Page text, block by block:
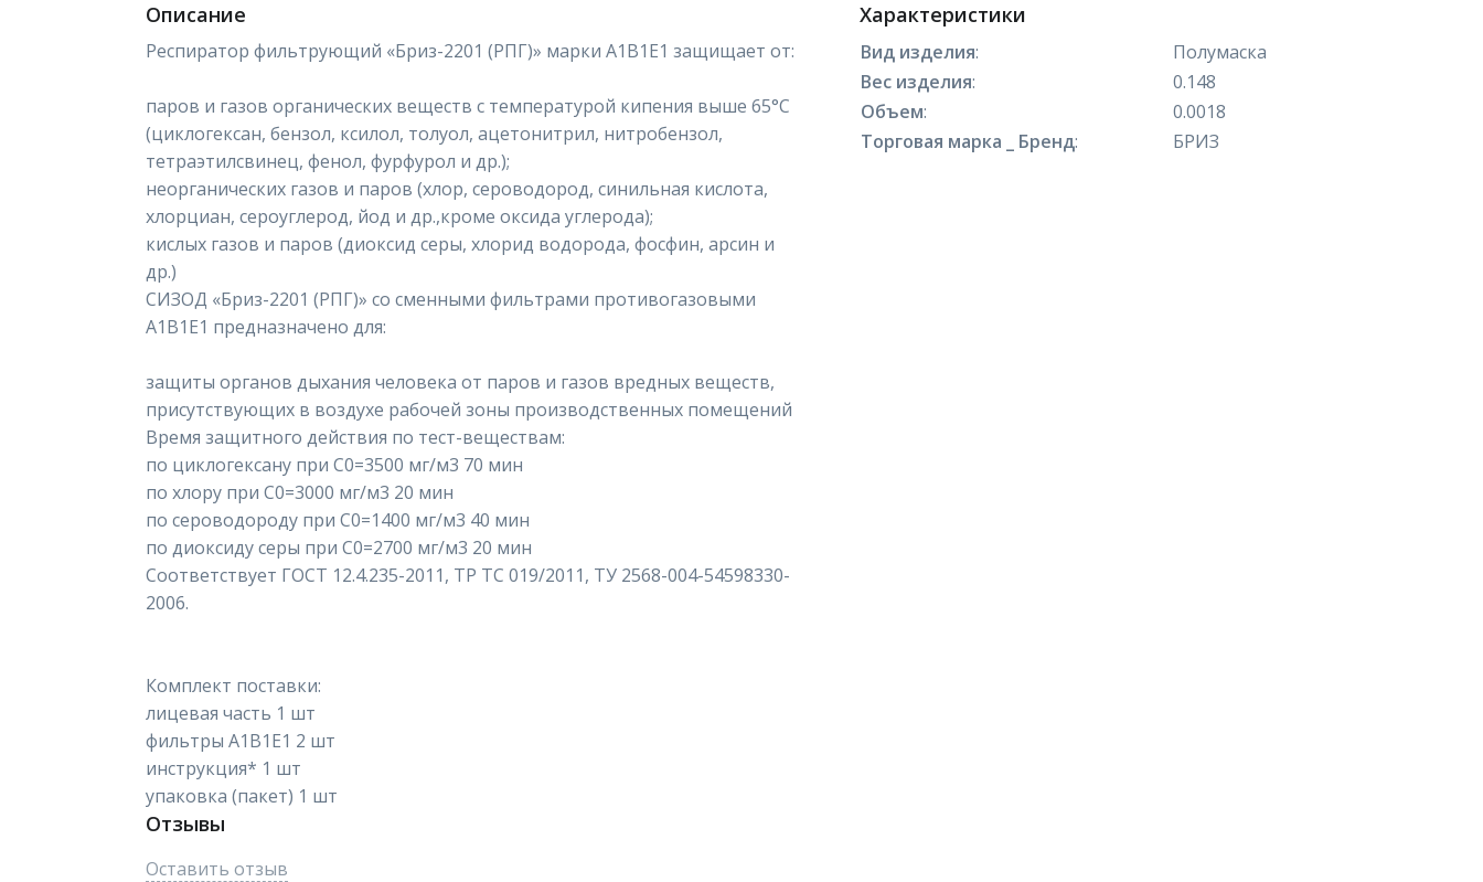
Описание
Респиратор фильтрующий «Бриз-2201 (РПГ)» марки A1B1E1 защищает от:
паров и газов органических веществ с температурой кипения выше 65°С
(циклогексан, бензол, ксилол, толуол, ацетонитрил, нитробензол,
тетраэтилсвинец, фенол, фурфурол и др.);
неорганических газов и паров (хлор, сероводород, синильная кислота,
хлорциан, сероуглерод, йод и др.,кроме оксида углерода);
кислых газов и паров (диоксид серы, хлорид водорода, фосфин, арсин и
др.)
СИЗОД «Бриз-2201 (РПГ)» со сменными фильтрами противогазовыми
А1В1Е1 предназначено для:
защиты органов дыхания человека от паров и газов вредных веществ,
присутствующих в воздухе рабочей зоны производственных помещений
Время защитного действия по тест-веществам:
по циклогексану при С0=3500 мг/м3 70 мин
по хлору при С0=3000 мг/м3 20 мин
по сероводороду при С0=1400 мг/м3 40 мин
по диоксиду серы при С0=2700 мг/м3 20 мин
Соответствует ГОСТ 12.4.235-2011, ТР ТС 019/2011, ТУ 2568-004-54598330-
2006.
Комплект поставки:
лицевая часть 1 шт
фильтры A1B1E1 2 шт
инструкция* 1 шт
упаковка (пакет) 1 шт
Отзывы
Оставить отзыв
Характеристики
Вид изделия:
Полумаска
Вес изделия:
0.148
Объем:
0.0018
Торговая марка _ Бренд: БРИЗ